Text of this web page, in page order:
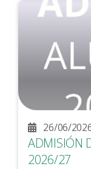
26/06/
ADMISIÓN
2026/27